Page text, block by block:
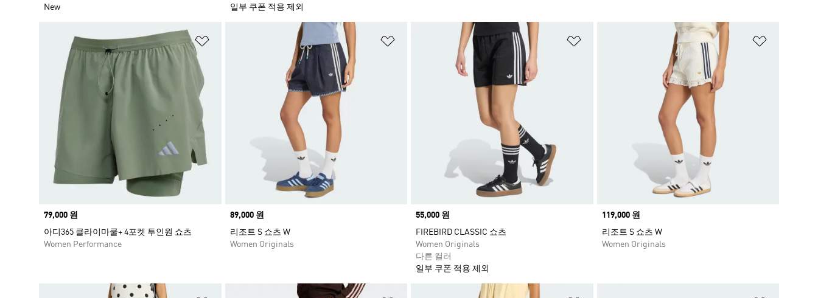
New
일부 쿠폰 적용 제외
Price
79,000 원
아디365 클라이마쿨+ 4포켓 투인원 쇼츠
Women Performance
위시리스트 담기
Price
89,000 원
리조트 S 쇼츠 W
Women Originals
Price
55,000 원
FIREBIRD CLASSIC 쇼츠
Women Originals
다른 컬러
일부 쿠폰 적용 제외
Price
119,000 원
리조트 S 쇼츠 W
Women Originals